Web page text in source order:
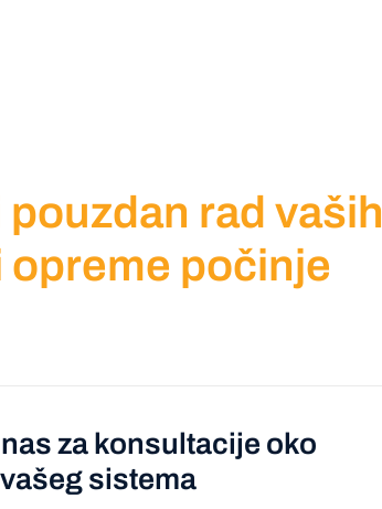
rad vaših
opreme počinje
za konsultacije oko
sistema